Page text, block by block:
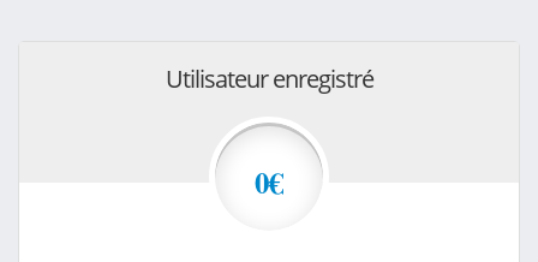
Utilisateur enregistré
0€